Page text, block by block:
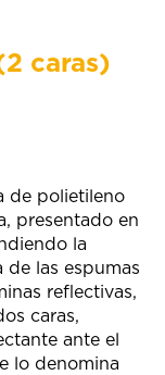
caras)
de polietileno
presentado en
la
de las espumas
reflectivas,
caras,
ante el
lo denomina